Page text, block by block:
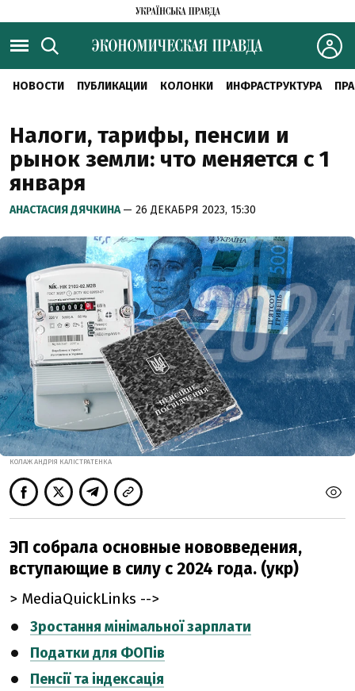
НОВОСТИ ПУБЛИКАЦИИ КОЛОНКИ ИНФРАСТРУКТУРА
Налоги, тарифы, пенсии и
рынок земли: что меняется с 1
января
АНАСТАСИЯ ДЯЧКИНА— 26 ДЕКАБРЯ 2023, 15:30
КОЛАЖ АНДРІЯ КАЛІСТРАТЕНКА
ЭП собрала основные нововведения,
вступающие в силу с 2024 года. (укр)
> MediaQuickLinks -->
Зростання мінімальної зарплати
Податки для ФОПів
Пенсії та індексація